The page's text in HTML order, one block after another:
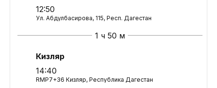
12:50
Ул. Абдулбасирова, 115, Респ. Дагестан
1 ч 50 м
Кизляр
14:40
RMP7+36 Кизляр, Республика Дагестан